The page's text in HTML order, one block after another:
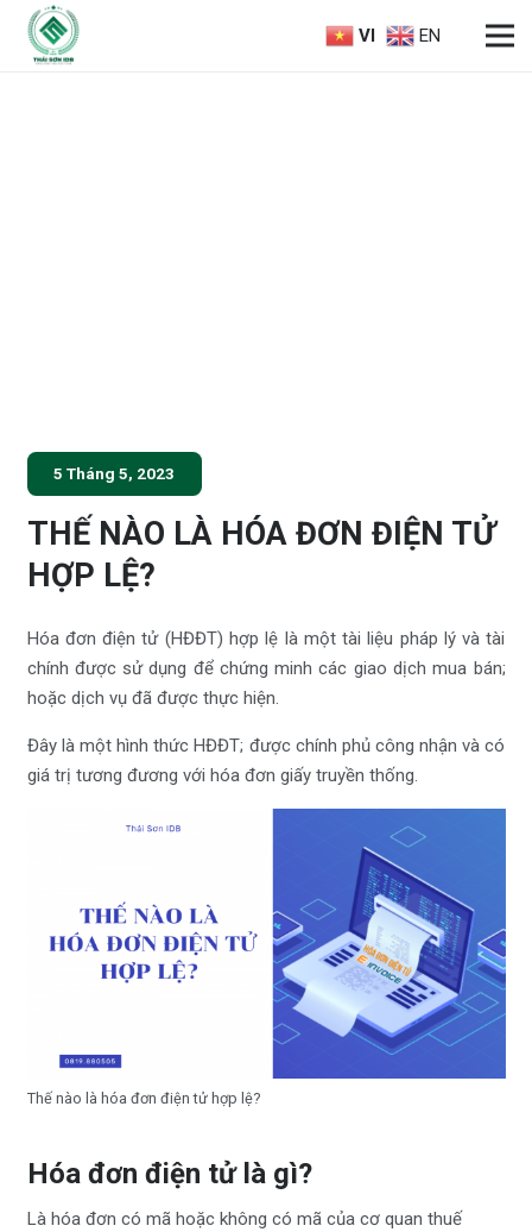
VI EN
5 Tháng 5, 2023
THẾ NÀO LÀ HÓA ĐƠN ĐIỆN TỬ
HỢP LỆ?
Hóa đơn điện tử (HĐĐT) hợp lệ là một tài liệu pháp lý và tài
chính được sử dụng để chứng minh các giao dịch mua bán;
hoặc dịch vụ đã được thực hiện.
Đây là một hình thức HĐĐT; được chính phủ công nhận và có
giá trị tương đương với hóa đơn giấy truyền thống.
Thế nào là hóa đơn điện tử hợp lệ?
Hóa đơn điện tử là gì?
Là hóa đơn có mã hoặc không có mã của cơ quan thuế